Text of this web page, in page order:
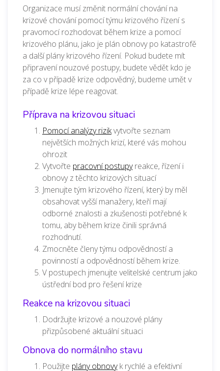
Organizace musí změnit normální chování na
krizové chování pomocí týmu krizového řízení s
pravomocí rozhodovat během krize a pomocí
krizového plánu, jako je plán obnovy po katastrofě
a další plány krizového řízení. Pokud budete mít
připravení nouzové postupy, budete vědět kdo je
za co v případě krize odpovědný, budeme umět v
případě krize lépe reagovat.
Příprava na krizovou situaci
Pomocí analýzy rizikvytvořte seznam
největších možných krizí, které vás mohou
ohrozit
Vytvořte pracovní postupyreakce, řízení i
obnovy z těchto krizových situací
Jmenujte tým krizového řízení, který by měl
obsahovat vyšší manažery, kteří mají
odborné znalosti a zkušenosti potřebné k
tomu, aby během krize činili správná
rozhodnutí.
Zmocněte členy týmu odpovědností a
povinností a odpovědností během krize.
V postupech jmenujte velitelské centrum jako
ústřední bod pro řešení krize
Reakce na krizovou situaci
Dodržujte krizové a nouzové plány
přizpůsobené aktuální situaci
Obnova do normálního stavu
Použijte plány obnovyk rychlé a efektivní